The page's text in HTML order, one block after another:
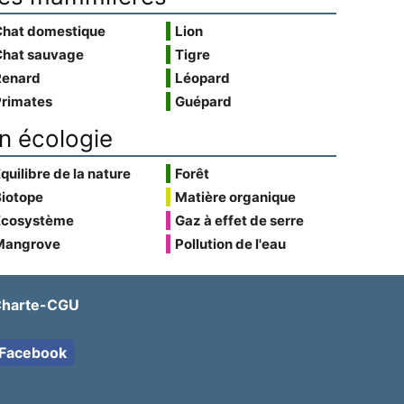
domestique
sauvage
Lion
Tigre
Léopard
Guépard
écologie
de la nature
Forêt
Matière organique
Gaz à effet de serre
Pollution de l'eau
CGU
Facebook